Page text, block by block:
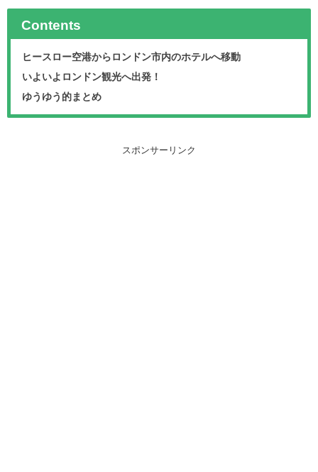
Contents
ヒースロー空港からロンドン市内のホテルへ移動
いよいよロンドン観光へ出発！
ゆうゆう的まとめ
スポンサーリンク